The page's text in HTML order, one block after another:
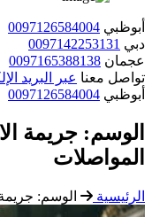
أبوظبي 0097126584004
دبي 0097142253131
عجمان 0097165388138
تواصل معنا عبر البريد
أبوظبي 0097126584004
الوسم: جريمة
المواصلات
الرئيسية الوسم: